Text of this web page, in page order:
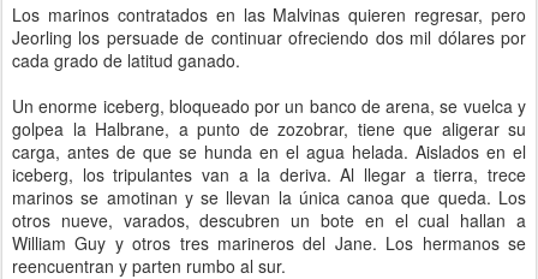
Los marinos contratados en las Malvinas quieren regresar, pero
Jeorling los persuade de continuar ofreciendo dos mil dólares por
cada grado de latitud ganado.
Un enorme iceberg, bloqueado por un banco de arena, se vuelca y
golpea la Halbrane, a punto de zozobrar, tiene que aligerar su
carga, antes de que se hunda en el agua helada. Aislados en el
iceberg, los tripulantes van a la deriva. Al llegar a tierra, trece
marinos se amotinan y se llevan la única canoa que queda. Los
otros nueve, varados, descubren un bote en el cual hallan a
William Guy y otros tres marineros del Jane. Los hermanos se
reencuentran y parten rumbo al sur.